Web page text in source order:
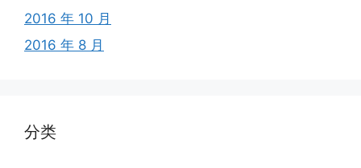
2016 年 10 月
2016 年 8 月
分类